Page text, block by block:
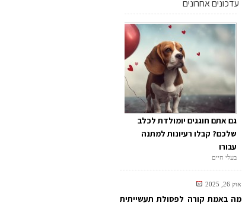
עדכונים אחרונים
גם אתם חוגגים יומולדת לכלב
שלכם? קבלו רעיונות למתנה
עבורו
בעלי חיים
אוק 26, 2025
מה באמת קורה לפסולת תעשייתית